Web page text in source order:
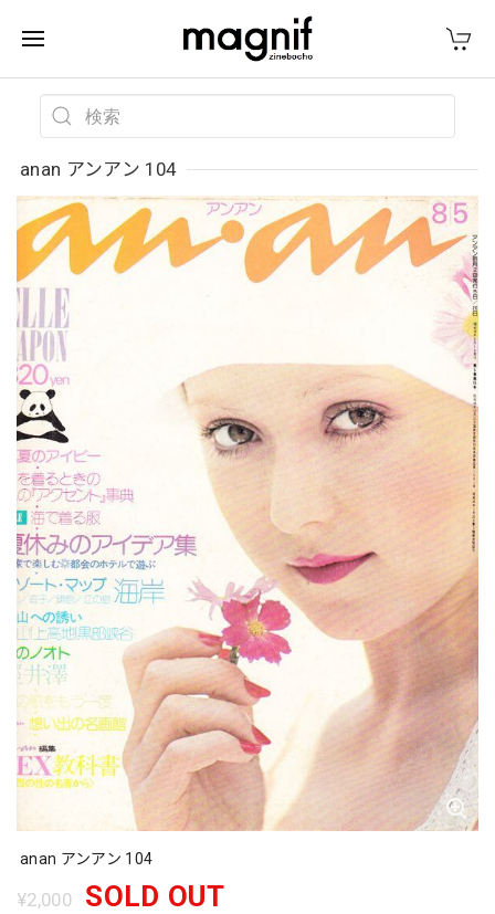
anan アンアン 104
anan アンアン 104
¥2,000 SOLD OUT